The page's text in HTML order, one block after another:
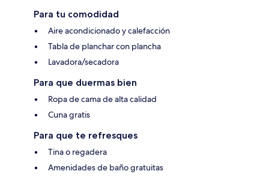
Para tu comodidad
Aire acondicionado y calefacción
Tabla de planchar con plancha
Lavadora/secadora
Para que duermas bien
Ropa de cama de alta calidad
Cuna gratis
Para que te refresques
Tina o regadera
Amenidades de baño gratuitas